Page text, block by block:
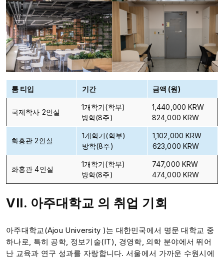
룸 티입 기간 금액 (원)
국제학사 2인실
1개학기(학부)
방학(8주)
1,440,000 KRW
824,000 KRW
화홍관 2인실
1개학기(학부)
방학(8주)
1,102,000 KRW
623,000 KRW
화홍관 4인실
1개학기(학부)
방학(8주)
747,000 KRW
474,000 KRW
VII. 아주대학교 의 취업 기회
아주대학교(Ajou University )는 대한민국에서 명문 대학교 중
하나로, 특히 공학, 정보기술(IT), 경영학, 의학 분야에서 뛰어
난 교육과 연구 성과를 자랑합니다. 서울에서 가까운 수원시에